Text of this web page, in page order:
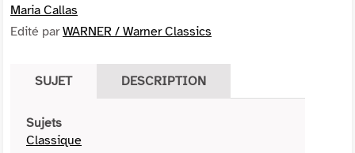
Maria Callas
Edité parWARNER / Warner Classics
SUJET DESCRIPTION
Sujets
Classique